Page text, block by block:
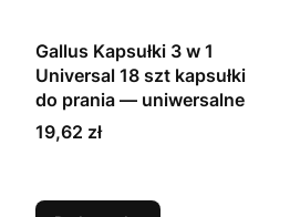
Gallus Kapsułki 3 w 1
Universal 18 szt kapsułki
do prania — uniwersalne
Cena
19,62 zł